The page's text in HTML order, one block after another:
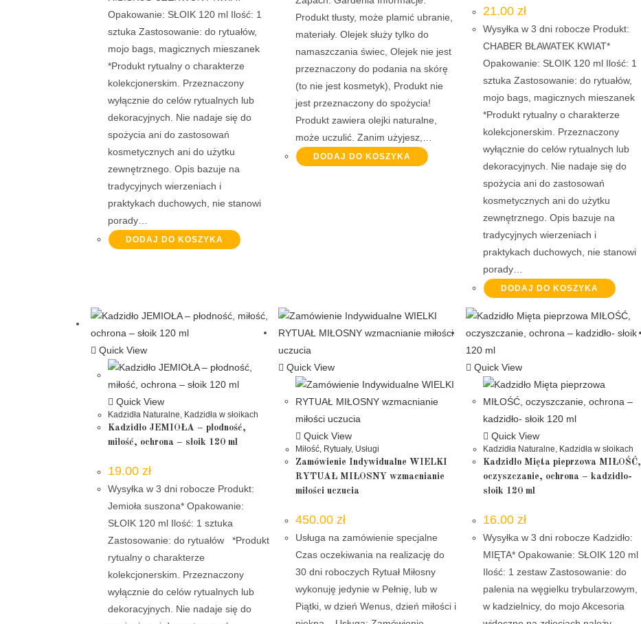
Opakowanie: SŁOIK 120 ml Ilość: 1
sztuka Zastosowanie: do rytuałów,
mojo bags, magicznych mieszanek
*Produkt rytualny o charakterze
kolekcjonerskim. Przeznaczony
wyłącznie do celów rytualnych lub
dekoracyjnych. Nie nadaje się do
spożycia ani do zastosowań
kosmetycznych ani do użytku
zewnętrznego. Opis bazuje na
tradycyjnych wierzeniach i
praktykach duchowych, nie stanowi
porady…
DODAJ DO KOSZYKA
Produkt tłusty, może plamić ubranie,
materiały. Olejek służy tylko do
namaszczania świec, Olejek nie jest
przeznaczony do podania na skórę
(to nie jest kosmetyk), Produkt nie
jest przeznaczony do spożycia!
Produkt zawiera olejki naturalne,
może uczulić. Zanim użyjesz,…
DODAJ DO KOSZYKA
21.00zł
Wysyłka w 3 dni robocze Produkt:
CHABER BŁAWATEK KWIAT*
Opakowanie: SŁOIK 120 ml Ilość: 1
sztuka Zastosowanie: do rytuałów,
mojo bags, magicznych mieszanek
*Produkt rytualny o charakterze
kolekcjonerskim. Przeznaczony
wyłącznie do celów rytualnych lub
dekoracyjnych. Nie nadaje się do
spożycia ani do zastosowań
kosmetycznych ani do użytku
zewnętrznego. Opis bazuje na
tradycyjnych wierzeniach i
praktykach duchowych, nie stanowi
porady…
DODAJ DO KOSZYKA
Quick View
Quick View
Kadzidła Naturalne Kadzidła w słoikach
Kadzidło JEMIOŁA – płodność,
miłość, ochrona – słoik 120 ml
19.00 zł
Wysyłka w 3 dni robocze Produkt:
Jemioła suszona* Opakowanie:
SŁOIK 120 ml Ilość: 1 sztuka
Zastosowanie: do rytuałów *Produkt
rytualny o charakterze
kolekcjonerskim. Przeznaczony
wyłącznie do celów rytualnych lub
dekoracyjnych. Nie nadaje się do
Quick View
Quick View
Miłość Rytuały, Usługi
Zamówienie Indywidualne WIELKI
RYTUAŁ MIŁOSNY wzmacnianie
miłości uczucia
450.00zł
Usługa na zamówienie specjalne
Czas oczekiwania na realizację do
30 dni roboczych Rytuał Miłosny
wykonuję jedynie w Pełnię, lub w
Piątki, w dzień Wenus, dzień miłości i
Quick View
Quick View
Kadzidła Naturalne Kadzidła w słoikach
Kadzidło Mięta pieprzowa MIŁOŚĆ,
oczyszczanie, ochrona – kadzidło-
słoik 120 ml
16.00zł
Wysyłka w 3 dni robocze Kadzidło:
MIĘTA* Opakowanie: SŁOIK 120 ml
Ilość: 1 zestaw Zastosowanie: do
palenia na węgielku trybularzowym,
w kadzielnicy, do mojo Akcesoria